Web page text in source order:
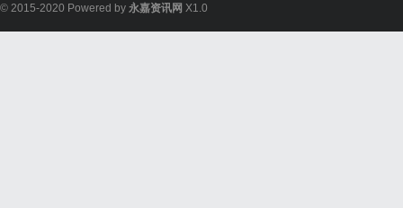
© 2015-2020 Powered by 永嘉资讯网 X1.0